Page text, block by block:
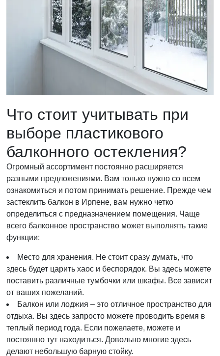
Что стоит учитывать при
выборе пластикового
балконного остекления?
Огромный ассортимент постоянно расширяется
разными предложениями. Вам только нужно со всем
ознакомиться и потом принимать решение. Прежде чем
застеклить балкон в Ирпене, вам нужно четко
определиться с предназначением помещения. Чаще
всего балконное пространство может выполнять такие
функции:
Место для хранения. Не стоит сразу думать, что
здесь будет царить хаос и беспорядок. Вы здесь можете
поставить различные тумбочки или шкафы. Все зависит
от ваших пожеланий.
Балкон или лоджия – это отличное пространство для
отдыха. Вы здесь запросто можете проводить время в
теплый период года. Если пожелаете, можете и
постоянно тут находиться. Довольно многие здесь
делают небольшую барную стойку.